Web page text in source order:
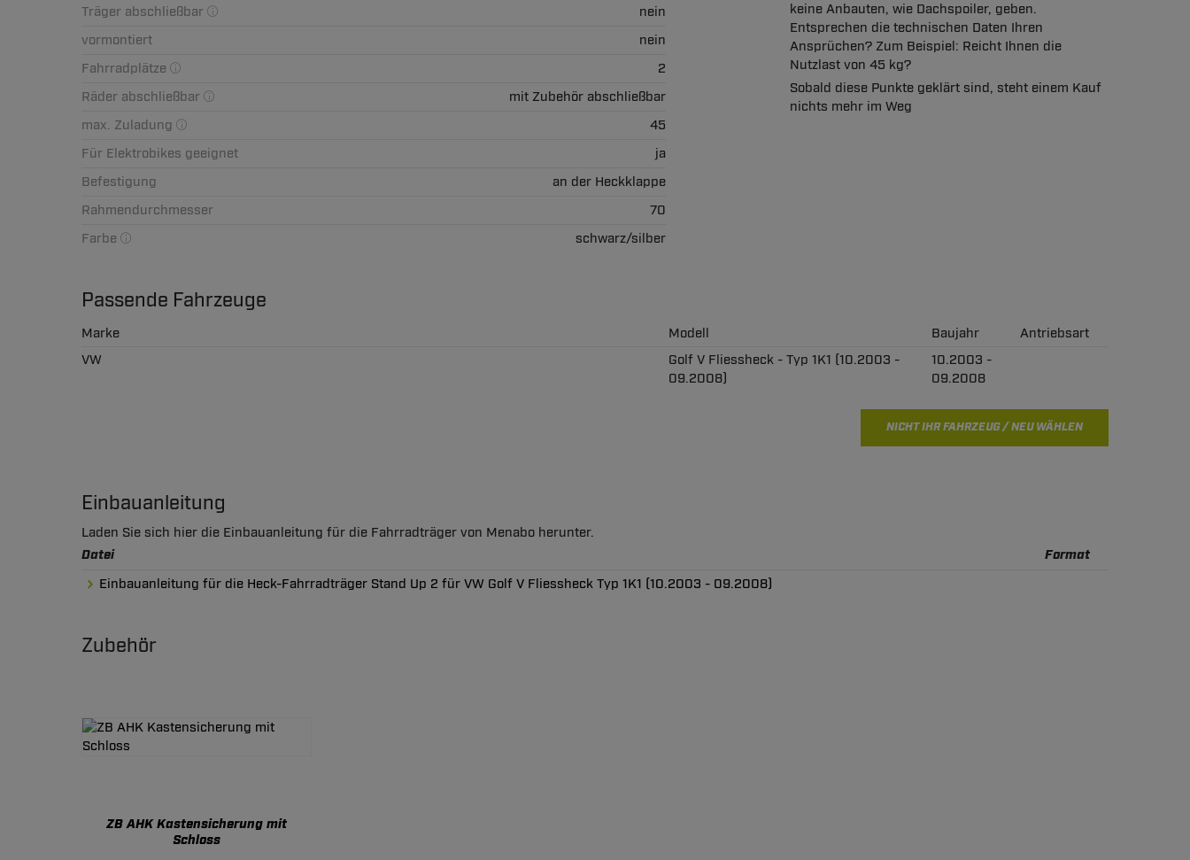
Träger abschließbar
nein
vormontiert
nein
Fahrradplätze
2
Räder abschließbar
mit Zubehör abschließbar
max. Zuladung
45
Für Elektrobikes geeignet
ja
Befestigung
an der Heckklappe
Rahmendurchmesser
70
Farbe
schwarz/silber
keine Anbauten, wie Dachspoiler, geben.
Entsprechen die technischen Daten Ihren
Ansprüchen? Zum Beispiel: Reicht Ihnen die
Nutzlast von 45 kg?
Sobald diese Punkte geklärt sind, steht einem Kauf
nichts mehr im Weg
Passende Fahrzeuge
Marke Modell Baujahr
Antriebsart
VW
Golf V Fliessheck - Typ 1K1 (10.2003 -
09.2008)
10.2003 -
09.2008
NICHT IHR FAHRZEUG / NEU WÄHLEN
Einbauanleitung
Laden Sie sich hier die Einbauanleitung für die Fahrradträger von Menabo herunter.
Datei Format
Einbauanleitung für die Heck-Fahrradträger Stand Up 2 für VW Golf V Fliessheck Typ 1K1 (10.2003 - 09.2008)
Zubehör
ZB AHK Kastensicherung mit
Schloss